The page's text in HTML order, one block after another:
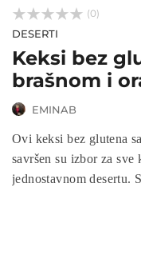


 (0)
DESERTI
Keksi bez
brašnom i
EMINAB
Ovi keksi bez glutena
savršen su izbor za
jednostavnom desertu. S bogatim okusom orašastih plodova i